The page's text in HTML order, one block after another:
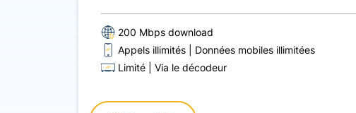
200 Mbps download
Appels illimités
Données mobiles illimitées
Limité
Via le décodeur